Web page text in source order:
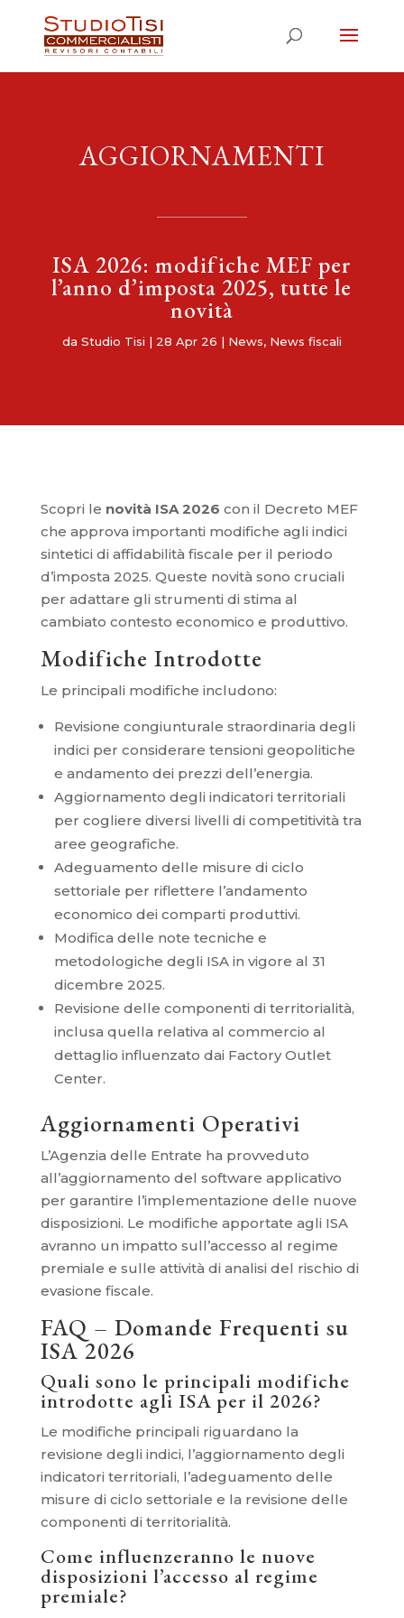
AGGIORNAMENTI
ISA 2026: modifiche MEF per
l’anno d’imposta 2025, tutte le
novità
da Studio Tisi | 28 Apr 26 | News, News fiscali
Scopri le novità ISA 2026 con il Decreto MEF
che approva importanti modifiche agli indici
sintetici di affidabilità fiscale per il periodo
d’imposta 2025. Queste novità sono cruciali
per adattare gli strumenti di stima al
cambiato contesto economico e produttivo.
Modifiche Introdotte
Le principali modifiche includono:
Revisione congiunturale straordinaria degli
indici per considerare tensioni geopolitiche
e andamento dei prezzi dell’energia.
Aggiornamento degli indicatori territoriali
per cogliere diversi livelli di competitività tra
aree geografiche.
Adeguamento delle misure di ciclo
settoriale per riflettere l’andamento
economico dei comparti produttivi.
Modifica delle note tecniche e
metodologiche degli ISA in vigore al 31
dicembre 2025.
Revisione delle componenti di territorialità,
inclusa quella relativa al commercio al
dettaglio influenzato dai Factory Outlet
Center.
Aggiornamenti Operativi
L’Agenzia delle Entrate ha provveduto
all’aggiornamento del software applicativo
per garantire l’implementazione delle nuove
disposizioni. Le modifiche apportate agli ISA
avranno un impatto sull’accesso al regime
premiale e sulle attività di analisi del rischio di
evasione fiscale.
FAQ – Domande Frequenti su
ISA 2026
Quali sono le principali modifiche
introdotte agli ISA per il 2026?
Le modifiche principali riguardano la
revisione degli indici, l’aggiornamento degli
indicatori territoriali, l’adeguamento delle
misure di ciclo settoriale e la revisione delle
componenti di territorialità.
Come influenzeranno le nuove
disposizioni l’accesso al regime
premiale?